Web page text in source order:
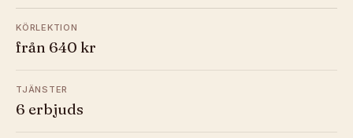
KÖRLEKTION
från 640 kr
TJÄNSTER
6 erbjuds